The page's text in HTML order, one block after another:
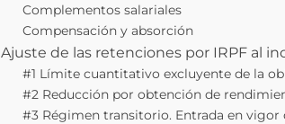
Complementos salariales
Compensación y absorción
Ajuste de las retenciones por IRPF al
#1 Límite cuantitativo excluyente de la
#2 Reducción por obtención de
#3 Régimen transitorio. Entrada en